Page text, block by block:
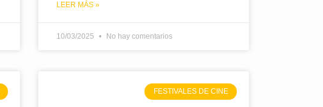
LEER MÁS »
10/03/2025 No hay comentarios
FESTIVALES DE CINE